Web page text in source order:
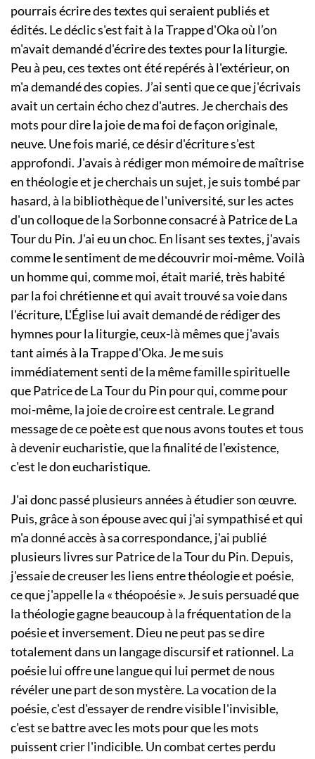
pourrais écrire des textes qui seraient publiés et
édités. Le déclic s'est fait à la Trappe d'Oka où l’on
m'avait demandé d'écrire des textes pour la liturgie.
Peu à peu, ces textes ont été repérés à l'extérieur, on
m'a demandé des copies. J’ai senti que ce que j'écrivais
avait un certain écho chez d'autres. Je cherchais des
mots pour dire la joie de ma foi de façon originale,
neuve. Une fois marié, ce désir d'écriture s'est
approfondi. J'avais à rédiger mon mémoire de maîtrise
en théologie et je cherchais un sujet, je suis tombé par
hasard, à la bibliothèque de l'université, sur les actes
d'un colloque de la Sorbonne consacré à Patrice de La
Tour du Pin. J'ai eu un choc. En lisant ses textes, j'avais
comme le sentiment de me découvrir moi-même. Voilà
un homme qui, comme moi, était marié, très habité
par la foi chrétienne et qui avait trouvé sa voie dans
l'écriture, L'Église lui avait demandé de rédiger des
hymnes pour la liturgie, ceux-là mêmes que j'avais
tant aimés à la Trappe d'Oka. Je me suis
immédiatement senti de la même famille spirituelle
que Patrice de La Tour du Pin pour qui, comme pour
moi-même, la joie de croire est centrale. Le grand
message de ce poète est que nous avons toutes et tous
à devenir eucharistie, que la finalité de l'existence,
c'est le don eucharistique.
J'ai donc passé plusieurs années à étudier son œuvre.
Puis, grâce à son épouse avec qui j'ai sympathisé et qui
m'a donné accès à sa correspondance, j'ai publié
plusieurs livres sur Patrice de la Tour du Pin. Depuis,
j'essaie de creuser les liens entre théologie et poésie,
ce que j'appelle la « théopoésie ». Je suis persuadé que
la théologie gagne beaucoup à la fréquentation de la
poésie et inversement. Dieu ne peut pas se dire
totalement dans un langage discursif et rationnel. La
poésie lui offre une langue qui lui permet de nous
révéler une part de son mystère. La vocation de la
poésie, c'est d'essayer de rendre visible l'invisible,
c'est se battre avec les mots pour que les mots
puissent crier l'indicible. Un combat certes perdu